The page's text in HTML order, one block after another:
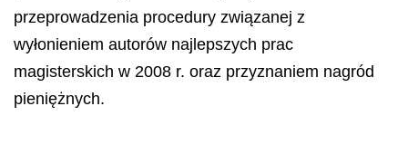
przeprowadzenia procedury związanej z
wyłonieniem autorów najlepszych prac
magisterskich w 2008 r. oraz przyznaniem nagród
pieniężnych.